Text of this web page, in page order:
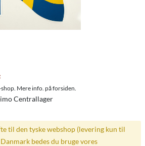
Mere info. på forsiden.
Centrallager
til den tyske webshop (levering kun til
bedes du bruge vores